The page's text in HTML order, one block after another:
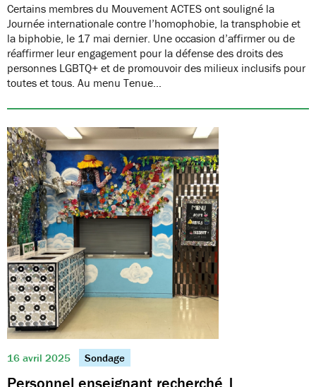
Certains membres du Mouvement ACTES ont souligné la
Journée internationale contre l’homophobie, la transphobie et
la biphobie, le 17 mai dernier. Une occasion d’affirmer ou de
réaffirmer leur engagement pour la défense des droits des
personnes LGBTQ+ et de promouvoir des milieux inclusifs pour
toutes et tous. Au menu Tenue…
16 avril 2025 Sondage
Personnel enseignant recherché |